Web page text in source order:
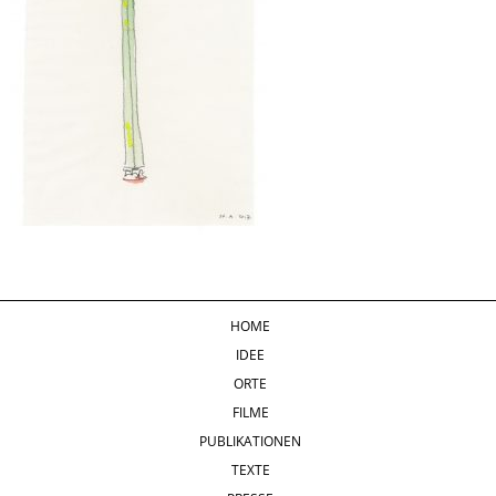
HOME
IDEE
ORTE
FILME
PUBLIKATIONEN
TEXTE